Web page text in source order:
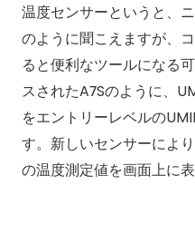
温度センサーというと、
のように聞こえますが、
ると便利なツールになる
スされたA7Sのように、
をエントリーレベルの
す。新しいセンサーによ
の温度測定値を画面上に表